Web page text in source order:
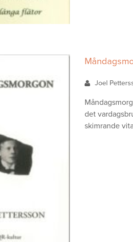
Joel
det
skimrande